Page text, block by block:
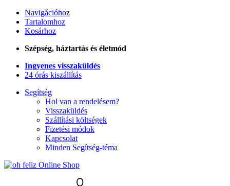
Navigációhoz
Tartalomhoz
Kosárhoz
Szépség, háztartás és életmód
Ingyenes visszaküldés
24 órás kiszállítás
Segítség
Hol van a rendelésem?
Visszaküldés
Szállítási költségek
Fizetési módok
Kapcsolat
Minden Segítség-téma